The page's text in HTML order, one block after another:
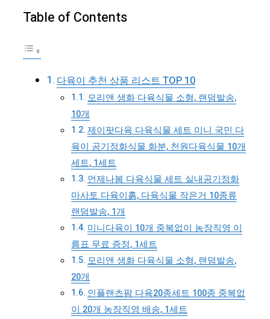
Table of Contents
다육이 추천 상품 리스트 TOP 10
모리앤 생화 다육식물 소형, 랜덤발송,
10개
제이팟다육 다육식물 세트 미니 국민 다
육이 공기정화식물 화분, 천원다육식물 10개
세트, 1세트
언제나봄 다육식물 세트 실내공기정화
마사토 다육이흙, 다육식물 작은거 10종류
랜덤발송, 1개
미니다육이 10개 중복없이 농장직영 이
름표 무료 증정, 1세트
모리앤 생화 다육식물 소형, 랜덤발송,
20개
인플랜츠팜 다육20종세트 100종 중복없
이 20개 농장직영 배송, 1세트